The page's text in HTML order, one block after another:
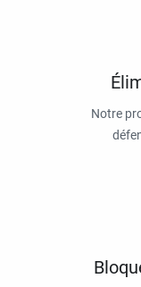
Notre